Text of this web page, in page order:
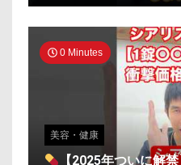
0 Minutes
美容・健康
【2025年ついに解